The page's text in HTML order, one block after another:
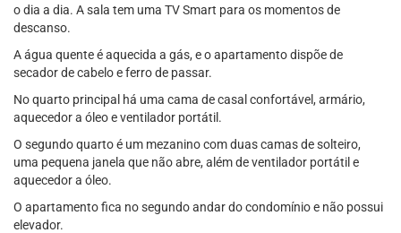
o dia a dia. A sala tem uma TV Smart para os momentos de
descanso.
A água quente é aquecida a gás, e o apartamento dispõe de
secador de cabelo e ferro de passar.
No quarto principal há uma cama de casal confortável, armário,
aquecedor a óleo e ventilador portátil.
O segundo quarto é um mezanino com duas camas de solteiro,
uma pequena janela que não abre, além de ventilador portátil e
aquecedor a óleo.
O apartamento fica no segundo andar do condomínio e não possui
elevador.